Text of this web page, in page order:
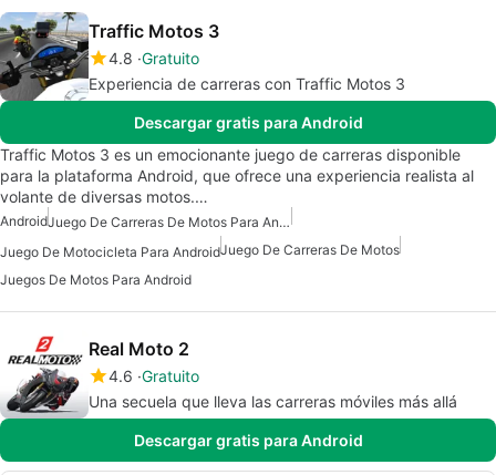
Traffic Motos 3
4.8 Gratuito
Experiencia de carreras con Traffic Motos 3
Descargar gratis para Android
Traffic Motos 3 es un emocionante juego de carreras disponible
para la plataforma Android, que ofrece una experiencia realista al
volante de diversas motos.…
Android
Juego De Carreras De Motos Para Android
Juego De Motocicleta Para AndroidJuego De Carreras De Motos
Juegos De Motos Para Android
Real Moto 2
4.6 Gratuito
Una secuela que lleva las carreras móviles más allá
Descargar gratis para Android